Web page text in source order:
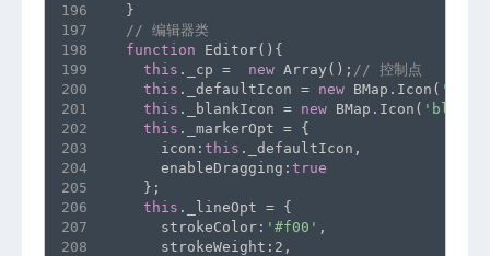
196
197
198
199
200
201
202
203
204
205
206
207
208
  }
// 编辑器类
function Editor(){
this ._cp = new Array(); // 控制点
this ._defaultIcon = new BMap.Icon(
this ._blankIcon = new BMap.Icon(
this ._markerOpt = {
      icon:
this ._defaultIcon,
      enableDragging:
true
    };
this ._lineOpt = {
      strokeColor:
'#f00' ,
      strokeWeight:2,